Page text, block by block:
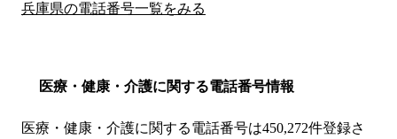
兵庫県の電話番号一覧をみる
医療・健康・介護に関する電話番号情報
医療・健康・介護に関する電話番号は450,272件登録さ